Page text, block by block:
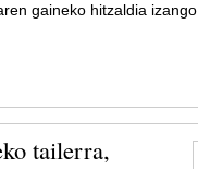
gaineko hitzaldia izango
tailerra,